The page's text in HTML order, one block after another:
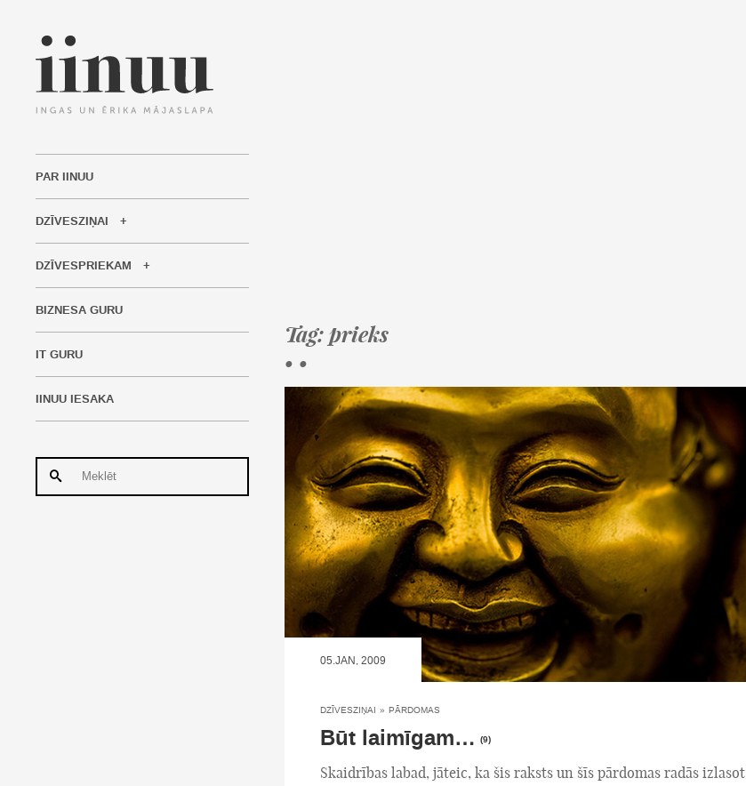
PAR IINUU
DZĪVESZIŅAI
DZĪVESPRIEKAM
BIZNESA GURU
IT GURU
IINUU IESAKA
Tag: prieks
• •
05.JAN, 2009
DZĪVESZIŅAI » PĀRDOMAS
Būt laimīgam… (9)
Skaidrības labad, jāteic, ka šis raksts un šīs pārdomas radās izlasot